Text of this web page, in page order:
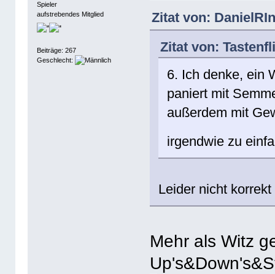
Spieler
aufstrebendes Mitglied
Beiträge: 267
Geschlecht:
Zitat von:
Zitat von:
6. Ich denke, ein
paniert mit
außerdem mit
irgendwie zu
Leider nicht
Mehr als Witz